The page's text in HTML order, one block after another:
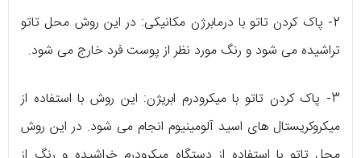
2- پاک کردن تاتو با درمابرژن مکانیکی: در این روش محل تاتو
تراشیده می شود و رنگ مورد نظر از پوست فرد خارج می شود.
3- پاک کردن تاتو با میکرودرم ابریژن: این روش با استفاده از
میکروکریستال های اسید آلومینیوم انجام می شود. در این روش